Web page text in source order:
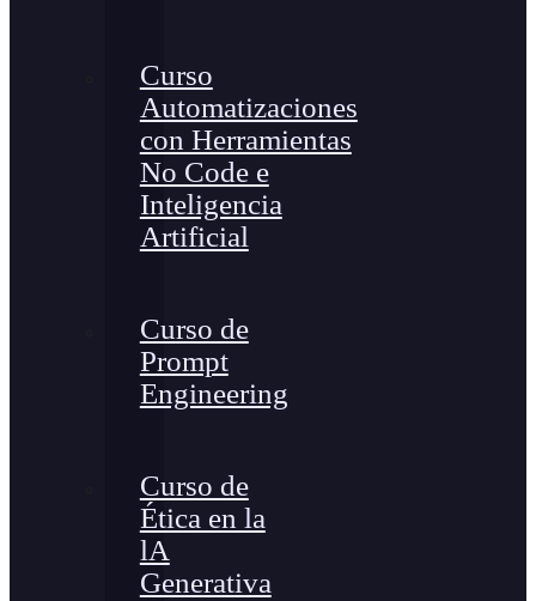
Curso
Automatizaciones
con Herramientas
No Code e
Inteligencia
Artificial
Curso de
Prompt
Engineering
Curso de
Ética en la
lA
Generativa